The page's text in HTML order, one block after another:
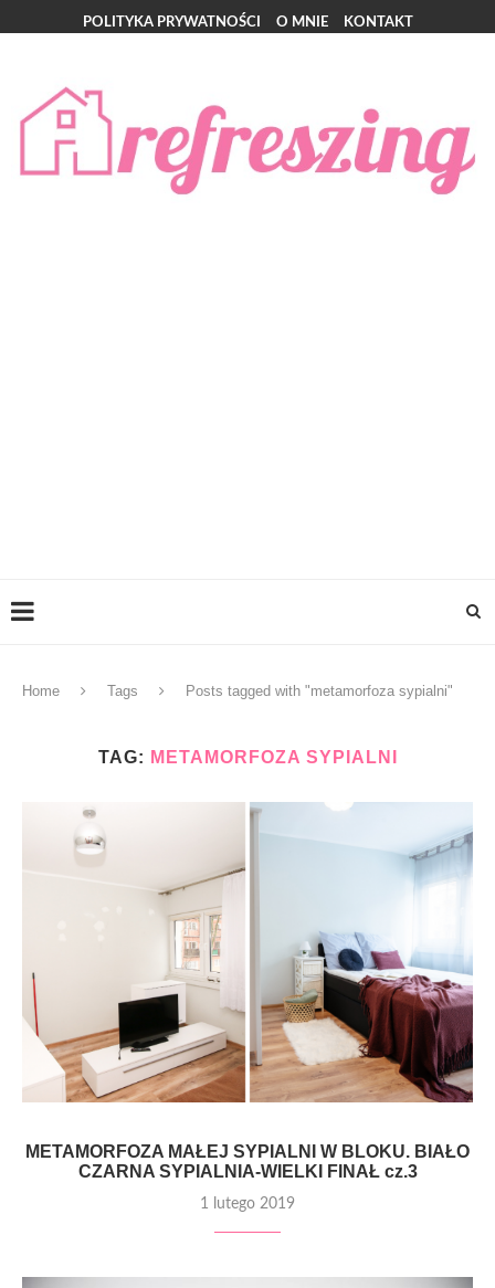
POLITYKA PRYWATNOŚCI O MNIE KONTAKT
Home Tags Posts tagged with "metamorfoza sypialni"
TAG: METAMORFOZA SYPIALNI
METAMORFOZA MAŁEJ SYPIALNI W BLOKU. BIAŁO
CZARNA SYPIALNIA-WIELKI FINAŁ cz.3
1 lutego 2019